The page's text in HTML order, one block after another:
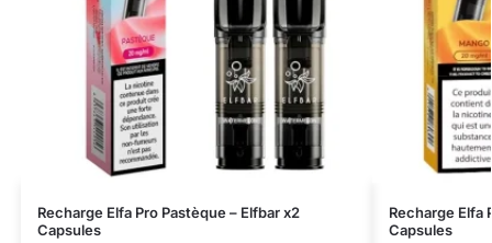
Recharge Elfa Pro Pastèque – Elfbar x2
Capsules
Recharge Elfa
Capsules